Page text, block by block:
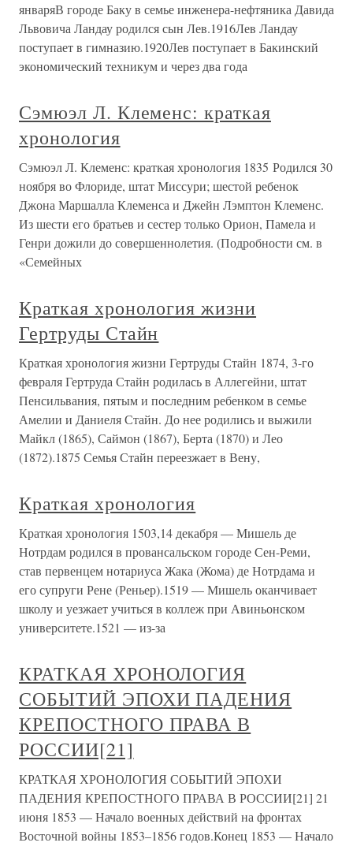
январяВ городе Баку в семье инженера-нефтяника Давида
Львовича Ландау родился сын Лев.1916Лев Ландау
поступает в гимназию.1920Лев поступает в Бакинский
экономический техникум и через два года
Сэмюэл Л. Клеменс: краткая
хронология
Сэмюэл Л. Клеменс: краткая хронология 1835 Родился 30
ноября во Флориде, штат Миссури; шестой ребенок
Джона Маршалла Клеменса и Джейн Лэмптон Клеменс.
Из шести его братьев и сестер только Орион, Памела и
Генри дожили до совершеннолетия. (Подробности см. в
«Семейных
Краткая хронология жизни
Гертруды Стайн
Краткая хронология жизни Гертруды Стайн 1874, 3-го
февраля Гертруда Стайн родилась в Аллегейни, штат
Пенсильвания, пятым и последним ребенком в семье
Амелии и Даниеля Стайн. До нее родились и выжили
Майкл (1865), Саймон (1867), Берта (1870) и Лео
(1872).1875 Семья Стайн переезжает в Вену,
Краткая хронология
Краткая хронология 1503,14 декабря — Мишель де
Нотрдам родился в провансальском городе Сен-Реми,
став первенцем нотариуса Жака (Жома) де Нотрдама и
его супруги Рене (Реньер).1519 — Мишель оканчивает
школу и уезжает учиться в коллеж при Авиньонском
университете.1521 — из-за
КРАТКАЯ ХРОНОЛОГИЯ
СОБЫТИЙ ЭПОХИ ПАДЕНИЯ
КРЕПОСТНОГО ПРАВА В
РОССИИ[21]
КРАТКАЯ ХРОНОЛОГИЯ СОБЫТИЙ ЭПОХИ
ПАДЕНИЯ КРЕПОСТНОГО ПРАВА В РОССИИ[21] 21
июня 1853 — Начало военных действий на фронтах
Восточной войны 1853–1856 годов.Конец 1853 — Начало